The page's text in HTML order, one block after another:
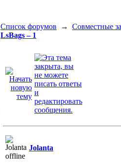
Список форумов → Совместные
LsBags – 1
Jolanta